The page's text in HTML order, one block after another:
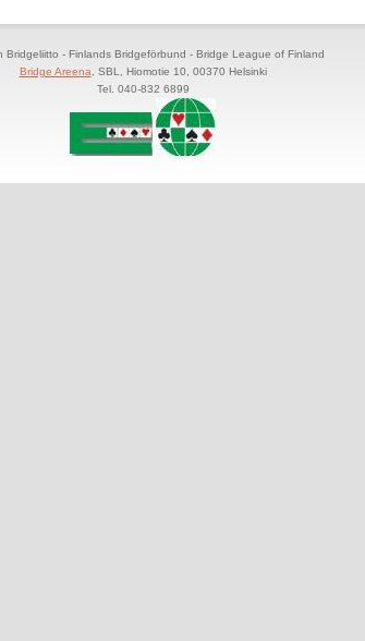
Bridgeliitto - Finlands Bridgeförbund - Bridge League of Finland
Bridge Areena , SBL, Hiomotie 10, 00370 Helsinki
Tel. 040-832 6899